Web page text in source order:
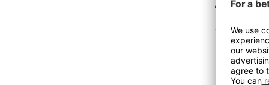
Klassisk
9 varianter
Fra 2 045 kr